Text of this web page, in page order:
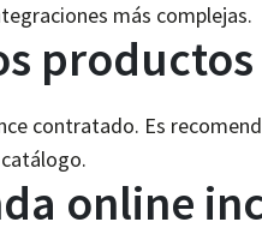
más complejas.
contratado. Es
online